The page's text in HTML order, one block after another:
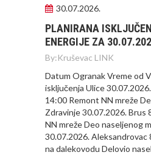
30.07.2026.
PLANIRANA
ENERGIJE ZA
By:Kruševac LINK
Datum Ogranak Vreme od
isključenja Ulice
14:00 Remont NN mreže
Zdravinje 30.07.2026. Brus
NN mreže Deo naseljenog
30.07.2026. Aleksandrovac
na dalekovodu Delovio